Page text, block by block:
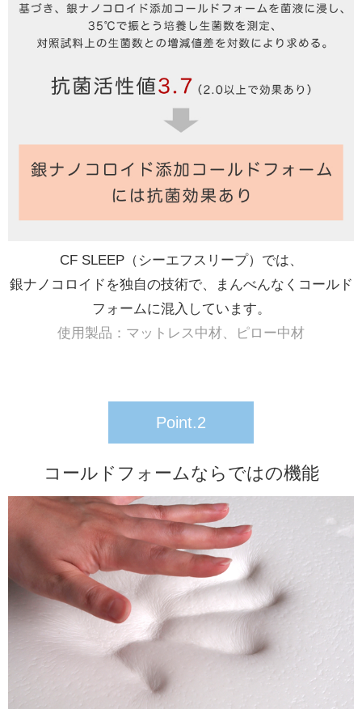
CF SLEEP（シーエフスリープ）では、
銀ナノコロイドを独自の技術で、まんべんなくコールド
フォームに混入しています。
使用製品：マットレス中材、ピロー中材
Point.2
コールドフォームならではの機能